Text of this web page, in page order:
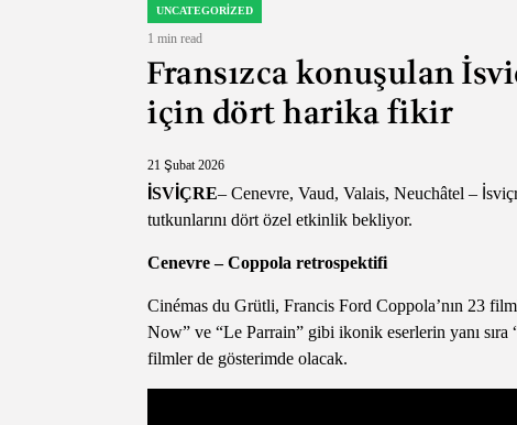
POSTED
IN
UNCATEGORIZED
Estimated
read
time
1 min read
Fransızca konuşulan
için dört harika fikir
21 Şubat 2026
İSVİÇRE– Cenevre, Vaud, Valais, Neuchâtel –
tutkunlarını dört özel etkinlik bekliyor.
Cenevre – Coppola retrospektifi
Cinémas du Grütli, Francis Ford Coppola’nın 23
Now” ve “Le Parrain” gibi ikonik eserlerin yanı
filmler de gösterimde olacak.